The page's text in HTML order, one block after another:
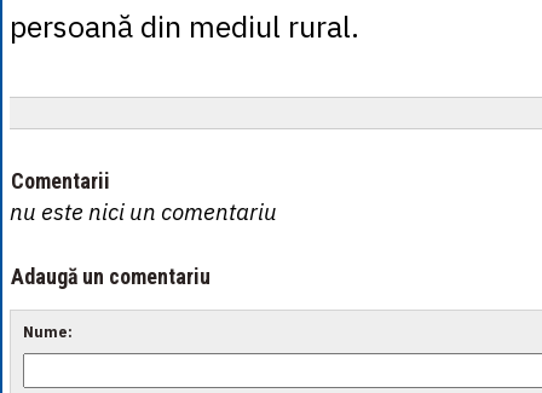
persoană din mediul rural.
Comentarii
nu este nici un comentariu
Adaugă un comentariu
Nume: